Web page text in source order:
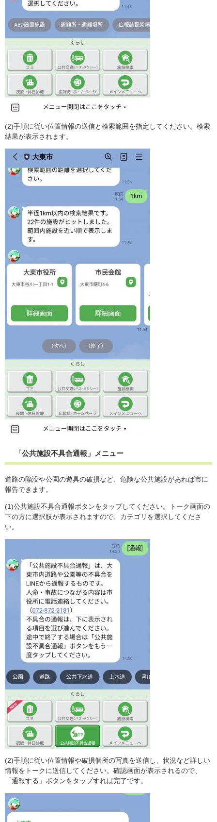
(2)手順に従い位置情報の送信と検索範囲を指定してください。検索
結果が表示されます。
「公共施設不具合通報」メニュー
道路の陥没や公園の遊具の破損など、危険な公共施設があれば市に
報告できます。
(1)公共施設不具合通報ボタンをタップしてください。トーク画面の
下の方に選択肢が表示されますので、カテゴリを選択してくださ
い。
(2)手順に従い位置情報や破損個所の写真を送信し、状況など詳しい
情報をトークに送信してください。確認画面が表示されるので、
「通報する」ボタンをタップすれば完了です。